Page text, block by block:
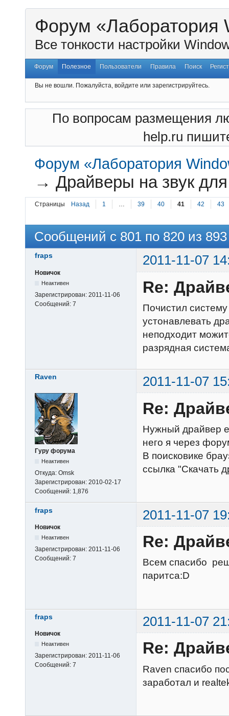
Форум «Лаборатория
Все тонкости настройки
Форум Полезное Пользователи Правила Поиск
Вы не вошли. Пожалуйста, войдите или зарегистрируйтесь.
По вопросам размещения
help.ru
Форум «Лаборатория
→Драйверы на звук
Страницы Назад 1 … 39 40 41 42 43
Сообщений с 801 по 820 из 893
fraps 2011-11-07
Новичок
Неактивен
Зарегистрирован: 2011-11-06
Сообщений: 7
Re:
Почистил
устонавлевать
неподходит
разрядная
Raven 2011-11-07
Гуру форума
Неактивен
Откуда: Omsk
Зарегистрирован: 2010-02-17
Сообщений: 1,876
Re:
Нужный драйвер
него я через
В поисковике
ссылка "Скачать
fraps 2011-11-07
Новичок
Неактивен
Зарегистрирован: 2011-11-06
Сообщений: 7
Re:
Всем спасибо
паритса:D
fraps 2011-11-07
Новичок
Неактивен
Зарегистрирован: 2011-11-06
Сообщений: 7
Re:
Raven спасибо
заработал и